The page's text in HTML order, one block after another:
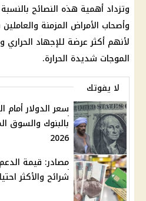
وتزداد أهمية هذه النصائح
وأصحاب الأمراض المزمنة
لأنهم أكثر عرضة للإجهاد
الموجات شديدة الحرارة.
لا يفوتك
سعر الدولار أمام
2026
شرائح والأكثر